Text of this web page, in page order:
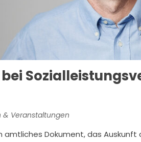
Veranstaltungen
amtliches Dokument, das